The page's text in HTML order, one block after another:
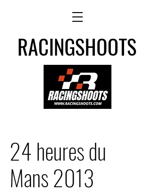
RACINGSHOOTS
24 heures du
Mans 2013